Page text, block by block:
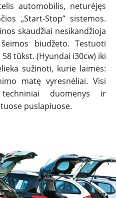
automobilis, neturėjęs
„Start-Stop” sistemos.
skaudžiai nesikandžioja
biudžeto. Testuoti
tūkst. (Hyundai i30cw) iki
sužinoti, kurie laimės:
matę vyresnėliai. Visi
duomenys ir
puslapiuose.